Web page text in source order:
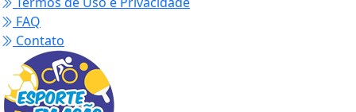
FAQ
Contato